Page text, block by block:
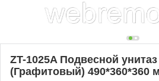
ZT-1025A Подвесной
(Графитовый) 490*360*360